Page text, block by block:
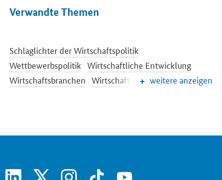
Verwandte Themen
Schlaglichter der Wirtschaftspolitik
Wettbewerbspolitik Wirtschaftliche Entwicklung
Wirtschaftsbranchen Wirtschaftspolitikweitere anzeigen
linkedin instagram tiktok youtube